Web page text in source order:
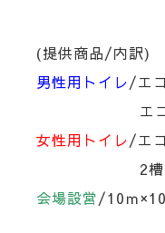
(提供商品/内訳)
男性用トイレ/エ
エコットト
女性用トイレ/エ
2槽式手洗
会場設営/10ｍ